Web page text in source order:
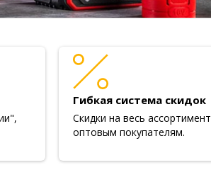
Гибкая система скидок
Скидки на весь ассортимент
оптовым покупателям.